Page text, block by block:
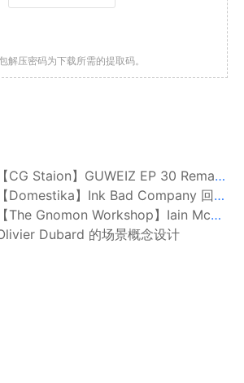
解压密码为下载所需的提取码。
CG Staion】GUWEIZ EP 30 Remasters
】Ink Bad Company 回到过去的风格插图
Workshop】Iain McCaig 创造力：生物与世界设计
Dubard 的场景概念设计